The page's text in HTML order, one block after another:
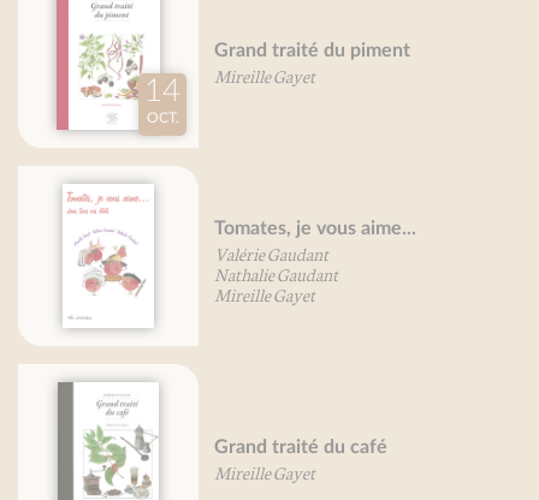
Grand traité des herbes
aromatiques
Mireille Gayet
Grand traité des fleurs
comestibles
Mireille Gayet
Petit traité des petits-farcis
Mireille Gayet